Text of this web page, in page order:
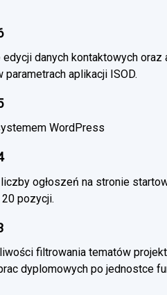
danych kontaktowych oraz
parametrach aplikacji ISOD.
WordPress
ogłoszeń na stronie
pozycji.
filtrowania tematów
dyplomowych po jednostce